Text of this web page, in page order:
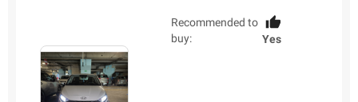
Recommended to
buy:
Yes